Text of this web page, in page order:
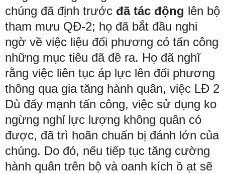
chúng đã định trước đã tác động lên bộ
tham mưu QĐ-2; họ đã bắt đầu nghi
ngờ về việc liệu đối phương có tấn công
những mục tiêu đã đề ra. Họ đã nghĩ
rằng việc liên tục áp lực lên đối phương
thông qua gia tăng hành quân, việc LĐ 2
Dù đẩy mạnh tấn công, việc sử dụng ko
ngừng nghỉ lực lượng không quân có
được, đã trì hoãn chuẩn bị đánh lớn của
chúng. Do đó, nếu tiếp tục tăng cường
hành quân trên bộ và oanh kích ồ ạt sẽ